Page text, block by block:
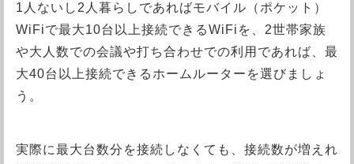
1人ないし2人暮らしであればモバイル（ポケット）
WiFiで最大10台以上接続できるWiFiを、2世帯家族
や大人数での会議や打ち合わせでの利用であれば、最
大40台以上接続できるホームルーターを選びましょ
う。
実際に最大台数分を接続しなくても、接続数が増えれ